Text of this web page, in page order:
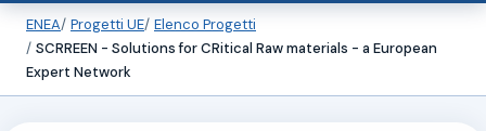
ENEA Progetti UE Elenco Progetti
SCRREEN - Solutions for CRitical Raw materials - a European
Expert Network